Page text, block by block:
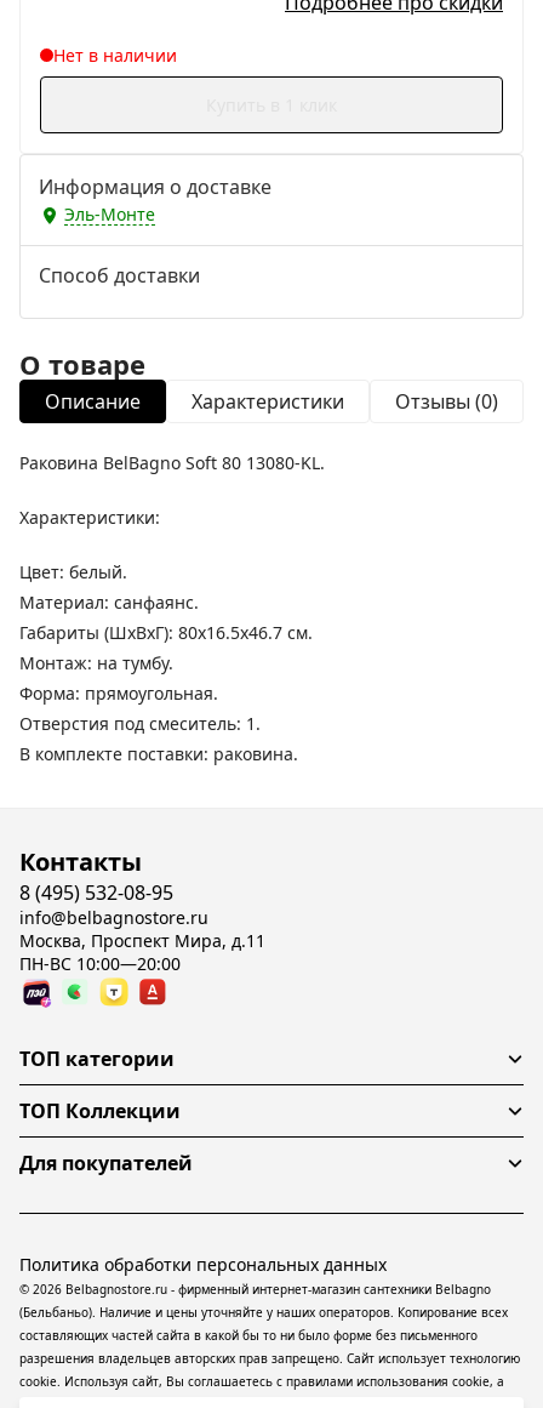
Нет в наличии
Информация о доставке
Эль-Монте
Способ доставки
О товаре
Описание Характеристики Отзывы (0)
Раковина BelBagno Soft 80 13080-KL.
Характеристики:
Цвет: белый.
Материал: санфаянс.
Габариты (ШхВхГ): 80х16.5х46.7 см.
Монтаж: на тумбу.
Форма: прямоугольная.
Отверстия под смеситель: 1.
В комплекте поставки: раковина.
Контакты
8 (495) 532-08-95
info@belbagnostore.ru
Москва, Проспект Мира, д.11
ПН-ВС 10:00—20:00
ТОП категории
ТОП Коллекции
Для покупателей
© 2026 Belbagnostore.ru - фирменный интернет-магазин сантехники Belbagno
(Бельбаньо). Наличие и цены уточняйте у наших операторов. Копирование всех
составляющих частей сайта в какой бы то ни было форме без письменного
разрешения владельцев авторских прав запрещено. Сайт использует технологию
cookie. Используя сайт, Вы соглашаетесь с правилами использования cookie, а
Политика обработки персональных данных